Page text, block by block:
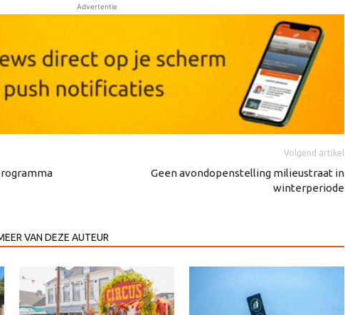
Advertentie
Volgend artikel
Geen avondopenstelling milieustraat in
winterperiode
VAN DEZE AUTEUR